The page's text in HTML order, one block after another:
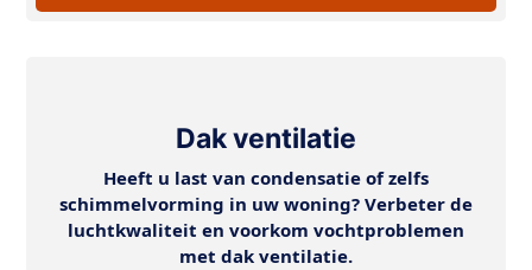
Dak ventilatie
Heeft u last van condensatie of zelfs
schimmelvorming in uw woning? Verbeter de
luchtkwaliteit en voorkom vochtproblemen
met dak ventilatie.